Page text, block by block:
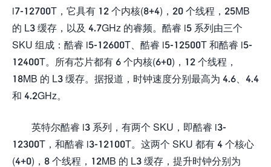
i7-12700T，它具有 12 个内核(8+4)，20 个线程，25MB
的 L3 缓存，以及 4.7GHz 的睿频。酷睿 i5 系列由三个
SKU 组成：酷睿 i5-12600T、酷睿 i5-12500T 和酷睿 i5-
12400T。所有芯片都有 6 个内核(6+0)，12 个线程，
18MB 的 L3 缓存。据报道，时钟速度分别最高为 4.6、4.4
和 4.2GHz。
英特尔酷睿 i3 系列，有两个 SKU，即酷睿 i3-
12300T，和酷睿 i3-12100T。这两个 SKU 都有 4 个核心
(4+0)，8 个线程，12MB 的 L3 缓存，提升时钟分别为